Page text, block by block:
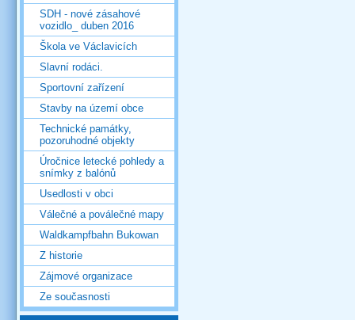
SDH - nové zásahové
vozidlo_ duben 2016
Škola ve Václavicích
Slavní rodáci.
Sportovní zařízení
Stavby na území obce
Technické památky,
pozoruhodné objekty
Úročnice letecké pohledy a
snímky z balónů
Usedlosti v obci
Válečné a poválečné mapy
Waldkampfbahn Bukowan
Z historie
Zájmové organizace
Ze současnosti